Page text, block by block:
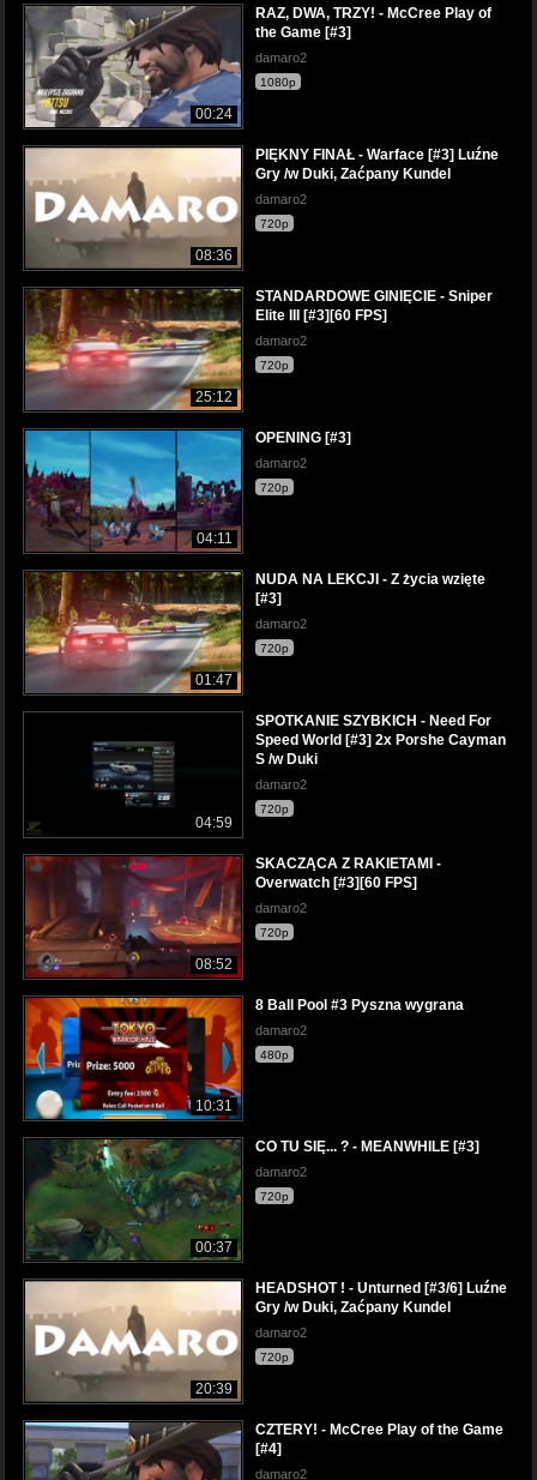
00:24
RAZ, DWA, TRZY! - McCree Play of
the Game [#3]
damaro2
1080p
08:36
PIĘKNY FINAŁ - Warface [#3] Luźne
Gry /w Duki, Zaćpany Kundel
damaro2
720p
25:12
STANDARDOWE GINIĘCIE - Sniper
Elite III [#3][60 FPS]
damaro2
720p
04:11
OPENING [#3]
damaro2
720p
01:47
NUDA NA LEKCJI - Z życia wzięte
[#3]
damaro2
720p
04:59
SPOTKANIE SZYBKICH - Need For
Speed World [#3] 2x Porshe Cayman
S /w Duki
damaro2
720p
08:52
SKACZĄCA Z RAKIETAMI -
Overwatch [#3][60 FPS]
damaro2
720p
10:31
8 Ball Pool #3 Pyszna wygrana
damaro2
480p
00:37
CO TU SIĘ... ? - MEANWHILE [#3]
damaro2
720p
20:39
HEADSHOT ! - Unturned [#3/6] Luźne
Gry /w Duki, Zaćpany Kundel
damaro2
720p
CZTERY! - McCree Play of the Game
[#4]
damaro2